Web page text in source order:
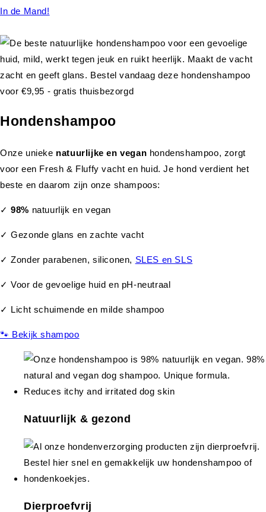
In de Mand!
Hondenshampoo
Onze unieke natuurlijke en vegan hondenshampoo, zorgt
voor een Fresh & Fluffy vacht en huid. Je hond verdient het
beste en daarom zijn onze shampoos:
✓98% natuurlijk en vegan
✓ Gezonde glans en zachte vacht
✓ Zonder parabenen, siliconen, SLES en SLS
✓ Voor de gevoelige huid en pH-neutraal
✓ Licht schuimende en milde shampoo
🐾 Bekijk shampoo
Natuurlijk & gezond
Dierproefvrij